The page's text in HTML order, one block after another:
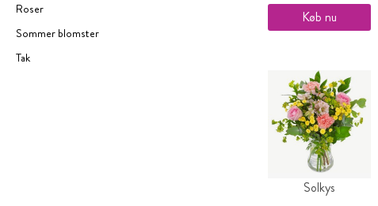
Roser
Sommer blomster
Tak
Køb nu
Solkys